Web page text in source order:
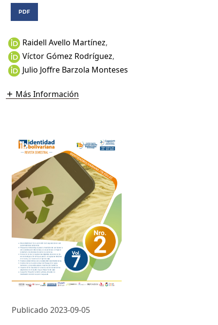
PDF
Raidell Avello Martínez,
Víctor Gómez Rodríguez,
Julio Joffre Barzola Monteses
Más Información
Publicado 2023-09-05